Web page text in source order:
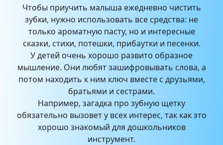
Чтобы приучить малыша ежедневно чистить
зубки, нужно использовать все средства: не
только ароматную пасту, но и интересные
сказки, стихи, потешки, прибаутки и песенки.
У детей очень хорошо развито образное
мышление. Они любят зашифровывать слова, а
потом находить к ним ключ вместе с друзьями,
братьями и сестрами.
Например, загадка про зубную щетку
обязательно вызовет у всех интерес, так как это
хорошо знакомый для дошкольников
инструмент.